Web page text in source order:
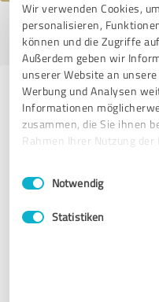
Wir verwenden Cookies,
personalisieren,
können und die Zugriffe
Außerdem geben wir
unserer Website an
Werbung und Analysen
Informationen
zusammen, die Sie ihnen
Rahmen Ihrer Nutzung
Impressum
Einwilligungsauswahl
Notwendig
Statistiken
Profil aktiv seit 09.07.2020 |
Anbietern
Human Design Academy